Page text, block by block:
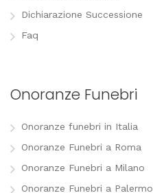
Dichiarazione Successione
Faq
Onoranze Funebri
Onoranze funebri in Italia
Onoranze Funebri a Roma
Onoranze Funebri a Milano
Onoranze Funebri a Palermo